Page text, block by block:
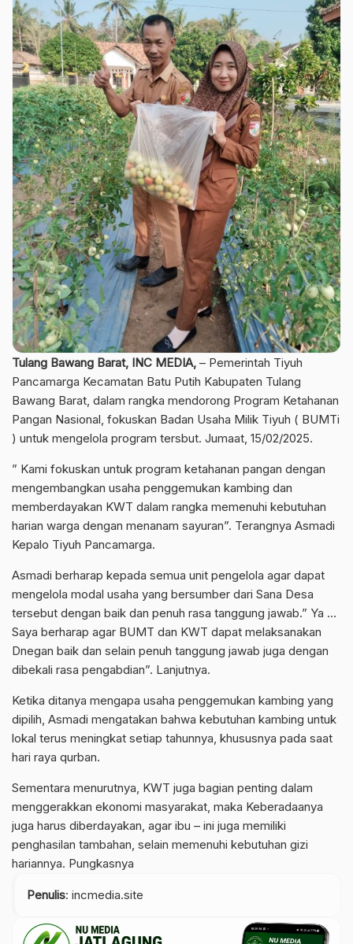
Tulang Bawang Barat, INC MEDIA, – Pemerintah Tiyuh
Pancamarga Kecamatan Batu Putih Kabupaten Tulang
Bawang Barat, dalam rangka mendorong Program Ketahanan
Pangan Nasional, fokuskan Badan Usaha Milik Tiyuh ( BUMTi
) untuk mengelola program tersbut. Jumaat, 15/02/2025.
” Kami fokuskan untuk program ketahanan pangan dengan
mengembangkan usaha penggemukan kambing dan
memberdayakan KWT dalam rangka memenuhi kebutuhan
harian warga dengan menanam sayuran”. Terangnya Asmadi
Kepalo Tiyuh Pancamarga.
Asmadi berharap kepada semua unit pengelola agar dapat
mengelola modal usaha yang bersumber dari Sana Desa
tersebut dengan baik dan penuh rasa tanggung jawab.” Ya …
Saya berharap agar BUMT dan KWT dapat melaksanakan
Dnegan baik dan selain penuh tanggung jawab juga dengan
dibekali rasa pengabdian”. Lanjutnya.
Ketika ditanya mengapa usaha penggemukan kambing yang
dipilih, Asmadi mengatakan bahwa kebutuhan kambing untuk
lokal terus meningkat setiap tahunnya, khususnya pada saat
hari raya qurban.
Sementara menurutnya, KWT juga bagian penting dalam
menggerakkan ekonomi masyarakat, maka Keberadaanya
juga harus diberdayakan, agar ibu – ini juga memiliki
penghasilan tambahan, selain memenuhi kebutuhan gizi
hariannya. Pungkasnya
Penulis: incmedia.site